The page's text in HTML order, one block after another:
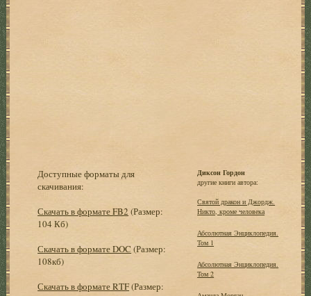
Доступные форматы для
скачивания:
Скачать в формате FB2 (Размер:
104 Кб)
Скачать в формате DOC (Размер:
108кб)
Скачать в формате RTF(Размер:
Диксон Гордон
другие книги автора:
Святой дракон и Джордж.
Никто, кроме человека
Абсолютная Энциклопедия.
Том 1
Абсолютная Энциклопедия.
Том 2